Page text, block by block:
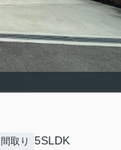
間取り 5SLDK